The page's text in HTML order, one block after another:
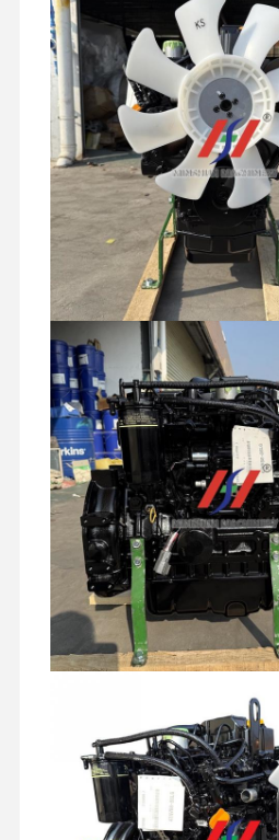
掘削機の油圧部品
掘削機のスペアパーツ